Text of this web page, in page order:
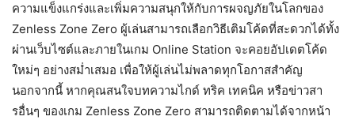
ความแข็งแกร่งและเพิ่มความสนุกให้กับการผจญภัยในโลกของ
Zenless Zone Zero ผู้เล่นสามารถเลือกวิธีเติมโค้ดที่สะดวกได้ทั้ง
ผ่านเว็บไซต์และภายในเกม Online Station จะคอยอัปเดตโค้ด
ใหม่ๆ อย่างสม่ำเสมอ เพื่อให้ผู้เล่นไม่พลาดทุกโอกาสสำคัญ
นอกจากนี้ หากคุณสนใจบทความไกด์ ทริค เทคนิค หรือข่าวสา
รอื่นๆ ของเกม Zenless Zone Zero สามารถติดตามได้จากหน้า